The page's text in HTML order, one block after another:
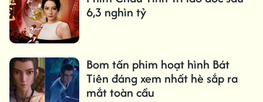
6,3 nghìn tỷ
Bom tấn phim hoạt hình Bát
Tiên đáng xem nhất hè sắp ra
mắt toàn cầu